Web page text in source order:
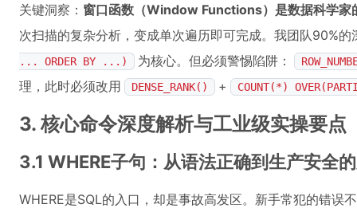
关键洞察： 窗口函数（Window Functions）是数据科学家
次扫描的复杂分析，变成单次遍历即可完成。我团队90%的
... ORDER BY ...) 为核心。但必须警惕陷阱：
理，此时必须改用 DENSE_RANK() + COUNT(*)
3. 核心命令深度解析与工业级实操要点
3.1 WHERE子句：从语法正确到生产安全
WHERE是SQL的入口，却是事故高发区。新手常犯的错误